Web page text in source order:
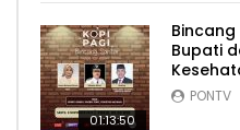
01:13:50
Bupati
PONTV